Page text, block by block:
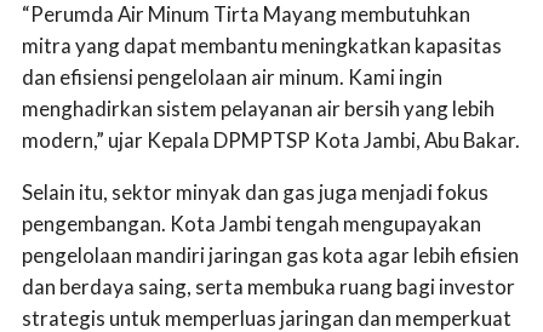
“Perumda Air Minum Tirta Mayang membutuhkan
mitra yang dapat membantu meningkatkan kapasitas
dan efisiensi pengelolaan air minum. Kami ingin
menghadirkan sistem pelayanan air bersih yang lebih
modern,” ujar Kepala DPMPTSP Kota Jambi, Abu Bakar.
Selain itu, sektor minyak dan gas juga menjadi fokus
pengembangan. Kota Jambi tengah mengupayakan
pengelolaan mandiri jaringan gas kota agar lebih efisien
dan berdaya saing, serta membuka ruang bagi investor
strategis untuk memperluas jaringan dan memperkuat